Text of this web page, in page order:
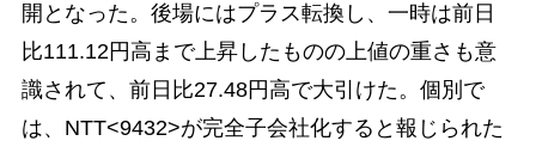
開となった。後場にはプラス転換し、一時は前日
比111.12円高まで上昇したものの上値の重さも意
識されて、前日比27.48円高で大引けた。個別で
は、NTT<9432>が完全子会社化すると報じられた